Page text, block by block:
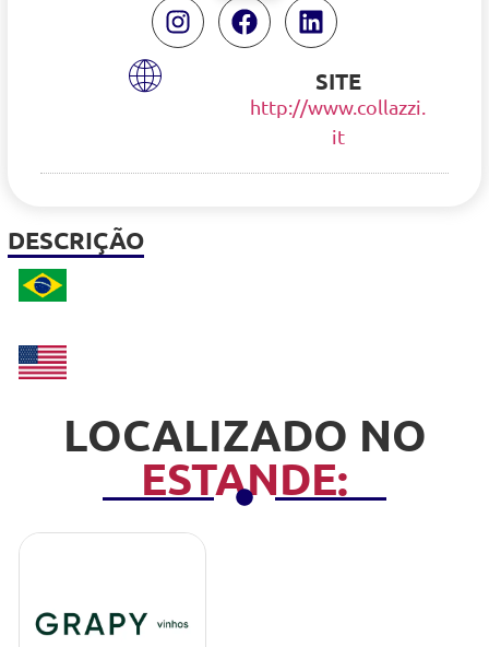
DESCRIÇÃO
LOCALIZADO NO
ESTANDE:
SITE
http://www.collazzi.
it